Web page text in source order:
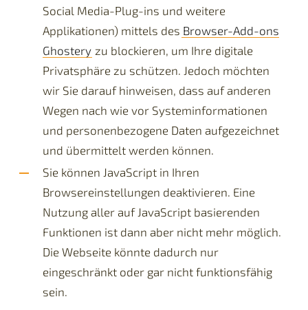
Social Media-Plug-ins und weitere
Applikationen) mittels des Browser-Add-ons
Ghostery zu blockieren, um Ihre digitale
Privatsphäre zu schützen. Jedoch möchten
wir Sie darauf hinweisen, dass auf anderen
Wegen nach wie vor Systeminformationen
und personenbezogene Daten aufgezeichnet
und übermittelt werden können.
Sie können JavaScript in Ihren
Browsereinstellungen deaktivieren. Eine
Nutzung aller auf JavaScript basierenden
Funktionen ist dann aber nicht mehr möglich.
Die Webseite könnte dadurch nur
eingeschränkt oder gar nicht funktionsfähig
sein.